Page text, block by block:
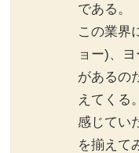
である。
この業界
ョー)、
があるの
えてくる
感じてい
を揃えて